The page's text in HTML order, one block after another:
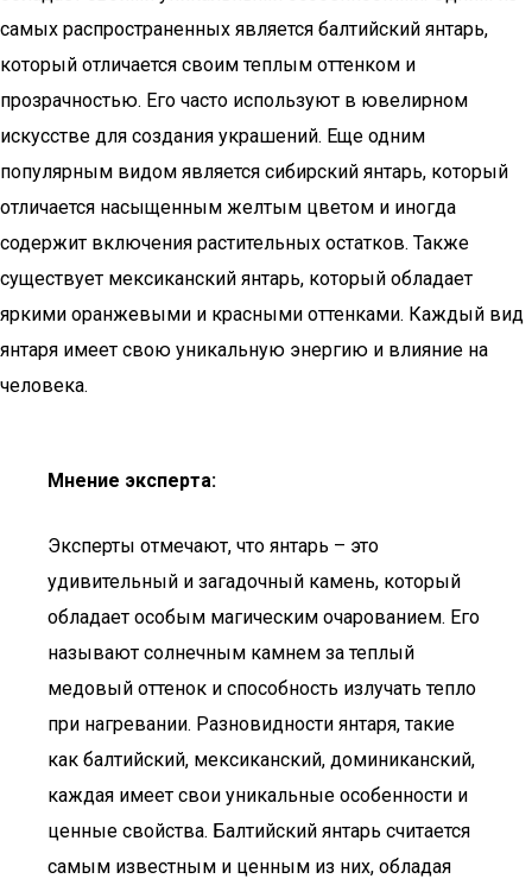
самых распространенных является балтийский янтарь,
который отличается своим теплым оттенком и
прозрачностью. Его часто используют в ювелирном
искусстве для создания украшений. Еще одним
популярным видом является сибирский янтарь, который
отличается насыщенным желтым цветом и иногда
содержит включения растительных остатков. Также
существует мексиканский янтарь, который обладает
яркими оранжевыми и красными оттенками. Каждый вид
янтаря имеет свою уникальную энергию и влияние на
человека.
Мнение эксперта:
Эксперты отмечают, что янтарь – это
удивительный и загадочный камень, который
обладает особым магическим очарованием. Его
называют солнечным камнем за теплый
медовый оттенок и способность излучать тепло
при нагревании. Разновидности янтаря, такие
как балтийский, мексиканский, доминиканский,
каждая имеет свои уникальные особенности и
ценные свойства. Балтийский янтарь считается
самым известным и ценным из них, обладая